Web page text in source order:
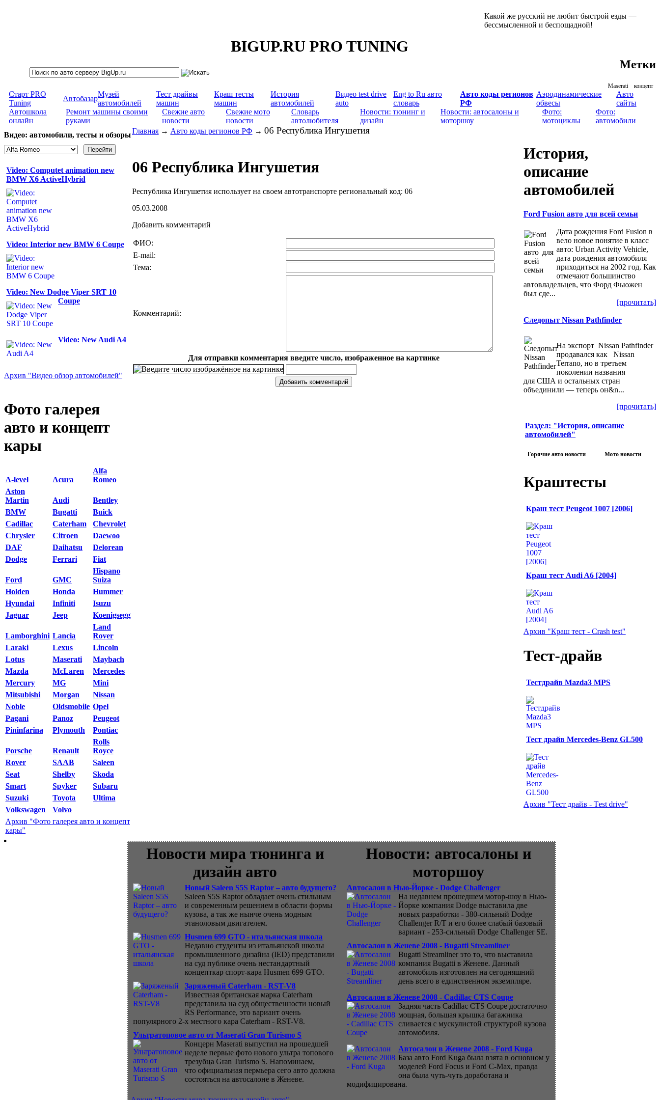
BIGUP.RU PRO TUNING
Какой же русский не любит быстрой езды —
бессмысленной и беспощадной!
Метки
Maserati концепт
Старт PRO
Tuning
Автобазар
Музей
автомобилей
Тест драйвы
машин
Краш тесты
машин
История
автомобилей
Видео test drive
auto
Eng to Ru авто
словарь
Авто коды регионов
РФ
Аэродинамические
обвесы
Авто
сайты
Автошкола
онлайн
Ремонт машины своими
руками
Свежие авто
новости
Свежие мото
новости
Словарь
автолюбителя
Новости: тюнинг и
дизайн
Новости: автосалоны и
моторшоу
Фото:
мотоциклы
Фото:
автомобили
Видео: автомобили, тесты и обзоры
Video: Computet animation new
BMW X6 ActiveHybrid
Video: Interior new BMW 6 Coupe
Video: New Dodge Viper SRT 10
Coupe
Video: New Audi A4
Архив "Видео обзор автомобилей"
Фото галерея
авто и концепт
кары
A-level Acura
Alfa
Romeo
Aston
Martin
Audi
Bentley
BMW
Bugatti
Buick
Cadillac
Caterham
Chevrolet
Chrysler
Citroen
Daewoo
DAF
Daihatsu
Delorean
Dodge
Ferrari Fiat
Ford GMC
Hispano
Suiza
Holden
Honda
Hummer
Hyundai
Infiniti
Isuzu
Jaguar
Jeep Koenigsegg
Lamborghini Lancia
Land
Rover
Laraki
Lexus
Lincoln
Lotus
Maserati
Maybach
Mazda
McLaren
Mercedes
Mercury
MG
Mini
Mitsubishi
Morgan
Nissan
Noble
Oldsmobile Opel
Pagani
Panoz
Peugeot
Pininfarina
Plymouth Pontiac
Porsche Renault
Rolls
Royce
Rover
SAAB
Saleen
Seat
Shelby
Skoda
Smart
Spyker
Subaru
Suzuki
Toyota
Ultima
Volkswagen
Volvo
Архив "Фото галерея авто и концепт
кары"
Главная → Авто коды регионов РФ → 06 Республика Ингушетия
06 Республика Ингушетия
Республика Ингушетия использует на своем автотранспорте региональный код: 06
05.03.2008
Добавить комментарий
ФИО:
E-mail:
Тема:
Комментарий:
Для отправки комментария введите число, изображенное на картинке
История,
описание
автомобилей
Ford Fusion авто для всей семьи
Дата рождения Ford Fusion в
вело новое понятие в класс
авто: Urban Activity Vehicle,
дата рождения автомобиля
приходиться на 2002 год. Как
отмечают большинство
автовладельцев, что Форд Фьюжен
был сде...
[прочитать]
Следопыт Nissan Pathfinder
На экспорт Nissan Pathfinder
продавался как Nissan
Terrano, но в третьем
поколении названия
для США и остальных стран
объединили — теперь он&n...
[прочитать]
Раздел: "История, описание
автомобилей"
Горячие авто новости Мото новости
Краштесты
Краш тест Peugeot 1007 [2006]
Краш тест Audi A6 [2004]
Архив "Краш тест - Crash test"
Тест-драйв
Тестдрайв Mazda3 MPS
Тест драйв Mercedes-Benz GL500
Архив "Тест драйв - Тest drive"
Новости мира тюнинга и
дизайн авто
Новый Saleen S5S Raptor – авто будущего?
Saleen S5S Raptor обладает очень стильным
и современным решением в области формы
кузова, а так же нынче очень модным
этаноловым двигателем.
Husmen 699 GTO - итальянская школа
Недавно студенты из итальянской школы
промышленного дизайна (IED) представили
на суд публике очень нестандартный
концепткар спорт-кара Husmen 699 GTO.
Заряженый Caterham - RST-V8
Известная британская марка Caterham
представила на суд общественности новый
RS Performance, это вариант очень
популярного 2-х местного кара Caterham - RST-V8.
Ультратоповое авто от Maserati Gran Turismo S
Концерн Maserati выпустил на прошедшей
неделе первые фото нового ультра топового
трезубца Gran Turismo S. Напоминаем,
что официальная пермьера сего авто должна
состояться на автосалоне в Женеве.
Новости: автосалоны и
моторшоу
Автосалон в Нью-Йорке - Dodge Challenger
На недавнем прошедшем мотор-шоу в Нью-
Йорке компания Dodge выставила две
новых разработки - 380-сильный Dodge
Challenger R/T и его более слабый базовый
вариант - 253-сильный Dodge Challenger SE.
Автосалон в Женеве 2008 - Bugatti Streamliner
Bugatti Streamliner это то, что выставила
компания Bugatti в Женеве. Данный
автомобиль изготовлен на сегодняшний
день всего в единственном экземпляре.
Автосалон в Женеве 2008 - Cadillac CTS Coupe
Задняя часть Cadillac CTS Coupe достаточно
мощная, большая крышка багажника
сливается с мускулистой структурой кузова
автомобиля.
Автосалон в Женеве 2008 - Ford Kuga
База авто Ford Kuga была взята в основном у
моделей Ford Focus и Ford C-Max, правда
она была чуть-чуть доработана и
модифицирована.